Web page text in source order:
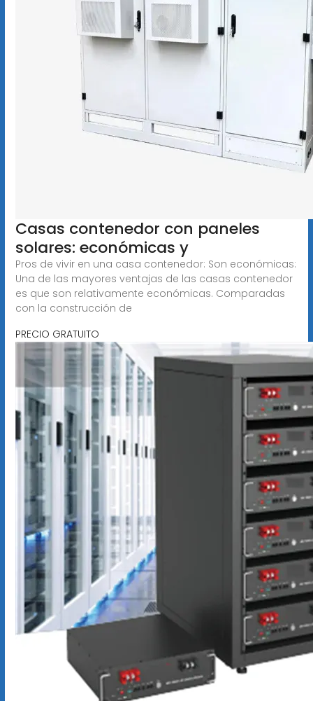
Casas contenedor con paneles
solares: económicas y
Pros de vivir en una casa contenedor: Son económicas:
Una de las mayores ventajas de las casas contenedor
es que son relativamente económicas. Comparadas
con la construcción de
PRECIO GRATUITO